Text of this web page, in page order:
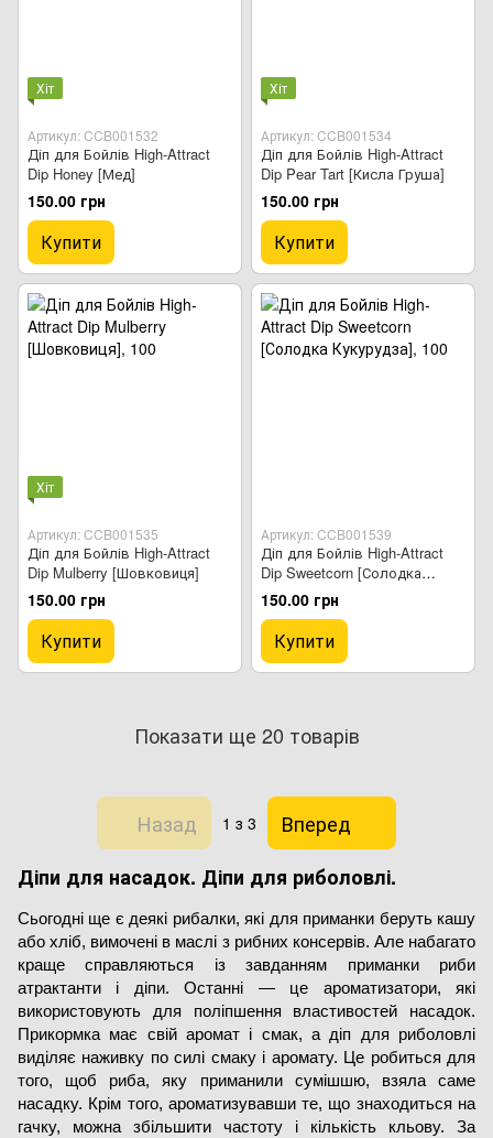
Хіт
Артикул: CCB001532
Діп для Бойлів High-Attract
Dip Honey [Мед]
150.00 грн
Купити
Хіт
Артикул: CCB001534
Діп для Бойлів High-Attract
Dip Pear Tart [Кисла Груша]
150.00 грн
Купити
Хіт
Артикул: CCB001535
Діп для Бойлів High-Attract
Dip Mulberry [Шовковиця]
150.00 грн
Купити
Артикул: CCB001539
Діп для Бойлів High-Attract
Dip Sweetcorn [Солодка
Кукурудза]
150.00 грн
Купити
Показати ще 20 товарів
Назад 1 з 3
Вперед
Діпи для насадок. Діпи для риболовлі.
Сьогодні ще є деякі рибалки, які для приманки беруть кашу
або хліб, вимочені в маслі з рибних консервів. Але набагато
краще справляються із завданням приманки риби
атрактанти і діпи. Останні — це ароматизатори, які
використовують для поліпшення властивостей насадок.
Прикормка має свій аромат і смак, а діп для риболовлі
виділяє наживку по силі смаку і аромату. Це робиться для
того, щоб риба, яку приманили сумішшю, взяла саме
насадку. Крім того, ароматизувавши те, що знаходиться на
гачку, можна збільшити частоту і кількість кльову. За